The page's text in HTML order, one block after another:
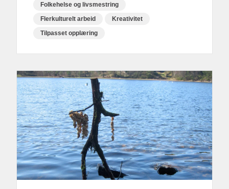
Folkehelse og livsmestring
Flerkulturelt arbeid
Kreativitet
Tilpasset opplæring